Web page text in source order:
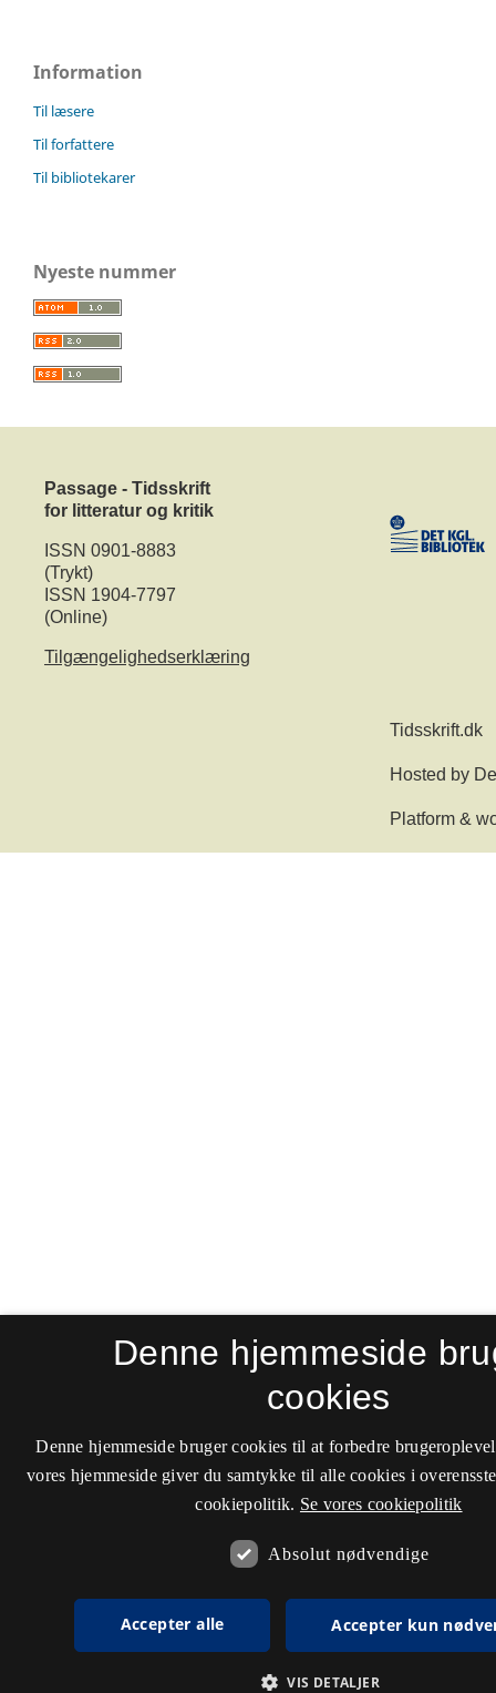
Information
Til læsere
Til forfattere
Til bibliotekarer
Nyeste nummer
Passage - Tidsskrift
for litteratur og kritik
ISSN 0901-8883
(Trykt)
ISSN 1904-7797
(Online)
Tilgængelighedserklæring
Denne hjemmeside
cookies
Denne hjemmeside bruger cookies til at forbedre
vores hjemmeside giver du samtykke til alle cookies i
cookiepolitik. Se vores cookiepolitik
Absolut nødvendige
Accepter alle Accepter kun
VIS DETALJER